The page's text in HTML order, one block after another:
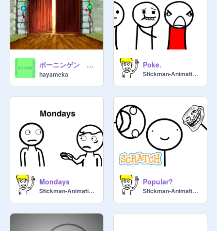
ボーニンゲン ゼノバース
hayameka
Poke.
Stickman-Animations
Mondays
Stickman-Animations
Popular?
Stickman-Animations